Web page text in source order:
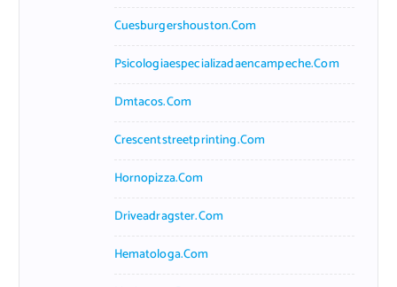
Cuesburgershouston.com
Psicologiaespecializadaencampeche.com
Dmtacos.com
Crescentstreetprinting.com
Hornopizza.com
Driveadragster.com
Hematologa.com